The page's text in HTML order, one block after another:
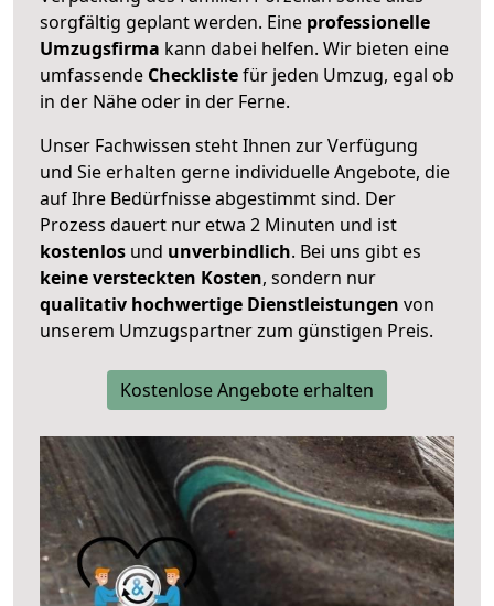
sorgfältig geplant werden. Eine professionelle
Umzugsfirma kann dabei helfen. Wir bieten eine
umfassende Checklistefür jeden Umzug, egal ob
in der Nähe oder in der Ferne.
Unser Fachwissen steht Ihnen zur Verfügung
und Sie erhalten gerne individuelle Angebote, die
auf Ihre Bedürfnisse abgestimmt sind. Der
Prozess dauert nur etwa 2 Minuten und ist
kostenlos und unverbindlich. Bei uns gibt es
keine versteckten Kosten, sondern nur
qualitativ hochwertige Dienstleistungen von
unserem Umzugspartner zum günstigen Preis.
Kostenlose Angebote erhalten